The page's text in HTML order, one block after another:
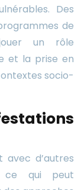
Des
de
un rôle
et la prise en
socio-
avec d’autres
ce qui peut